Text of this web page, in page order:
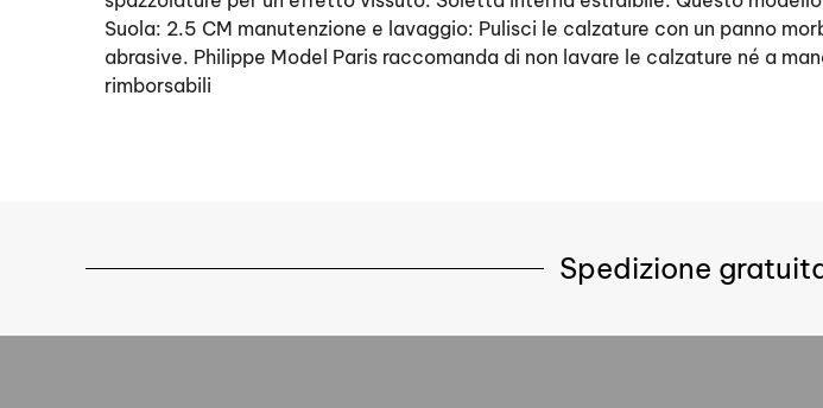
Suola: 2.5 CM manutenzione e lavaggio: Pulisci le calzature con un panno
abrasive. Philippe Model Paris raccomanda di non lavare le calzature né a
rimborsabili
Spedizione